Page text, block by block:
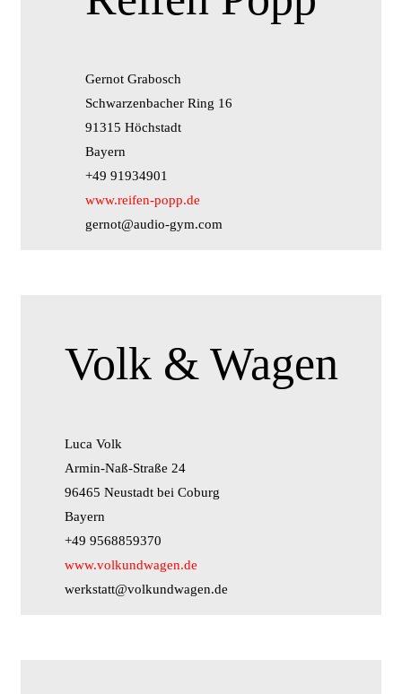
Gernot Grabosch
Schwarzenbacher Ring 16
91315 Höchstadt
Bayern
+49 91934901
www.reifen-popp.de
gernot@audio-gym.com
Volk & Wagen
Luca Volk
Armin-Naß-Straße 24
96465 Neustadt bei Coburg
Bayern
+49 9568859370
www.volkundwagen.de
werkstatt@volkundwagen.de